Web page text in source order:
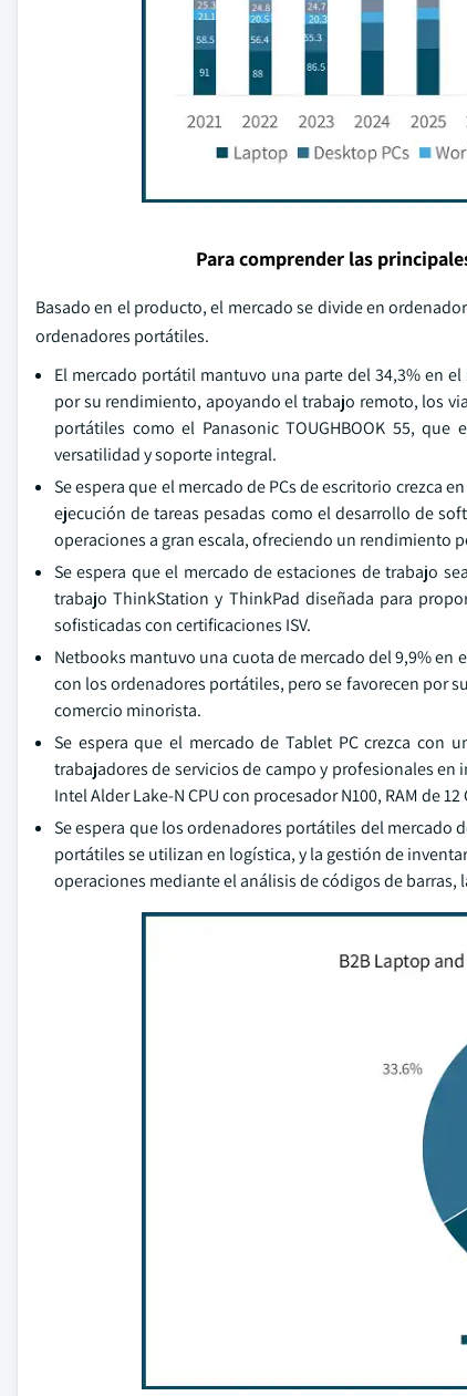
Para comprender las
Basado en el producto, el mercado se divide en
ordenadores portátiles.
El mercado portátil mantuvo una parte del 34,3% en
por su rendimiento, apoyando el trabajo remoto, los
portátiles como el Panasonic TOUGHBOOK 55,
versatilidad y soporte integral.
Se espera que el mercado de PCs de escritorio crezca
ejecución de tareas pesadas como el desarrollo de
operaciones a gran escala, ofreciendo un rendimiento
Se espera que el mercado de estaciones de trabajo
trabajo ThinkStation y ThinkPad diseñada para
sofisticadas con certificaciones ISV.
Netbooks mantuvo una cuota de mercado del 9,9% en
con los ordenadores portátiles, pero se favorecen por
comercio minorista.
Se espera que el mercado de Tablet PC crezca con
trabajadores de servicios de campo y profesionales
Intel Alder Lake-N CPU con procesador N100, RAM de 12
Se espera que los ordenadores portátiles del mercado
portátiles se utilizan en logística, y la gestión de
operaciones mediante el análisis de códigos de